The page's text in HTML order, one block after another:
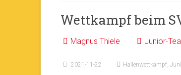
Wettkampf beim
Magnus Thiele Junior-
2021-11-22 Hallenwettkampf,